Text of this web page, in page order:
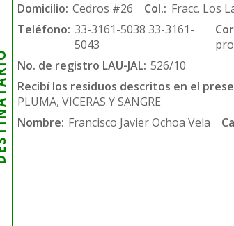
Domicilio: Cedros #26 Col.: Fracc. Los
Teléfono: 33-3161-5038 33-3161-
5043
No. de registro LAU-JAL: 526/10
Recibí los residuos descritos en el
PLUMA, VICERAS Y SANGRE
Nombre: Francisco Javier Ochoa Vela